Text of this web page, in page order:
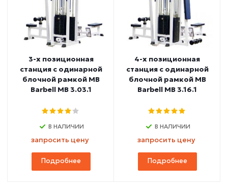
3-х позиционная
станция с одинарной
блочной рамкой MB
Barbell МВ 3.03.1
В НАЛИЧИИ
запросить цену
Подробнее
4-х позиционная
станция с одинарной
блочной рамкой MB
Barbell МВ 3.16.1
В НАЛИЧИИ
запросить цену
Подробнее